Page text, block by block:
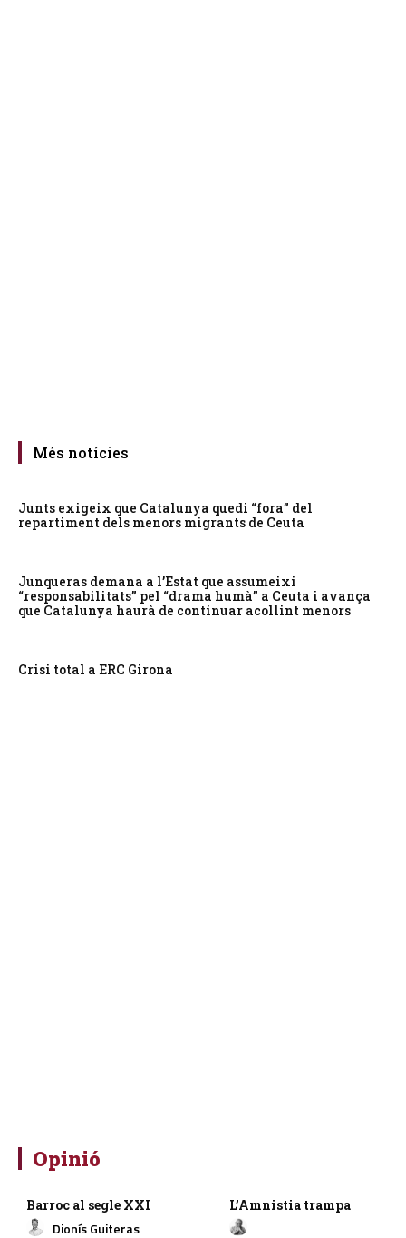
Més notícies
Junts exigeix que Catalunya quedi “fora” del
repartiment dels menors migrants de Ceuta
Junqueras demana a l’Estat que assumeixi
“responsabilitats” pel “drama humà” a Ceuta i avança
que Catalunya haurà de continuar acollint menors
Crisi total a ERC Girona
Opinió
Barroc al segle XXI
Dionís Guiteras
L’Amnistia trampa